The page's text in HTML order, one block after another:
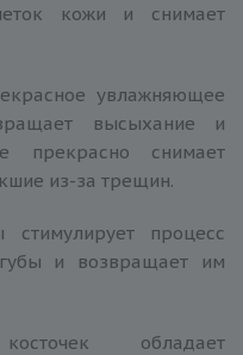
кожи и снимает
увлажняющее
высыхание и
прекрасно снимает
из-за трещин.
процесс
и возвращает им
обладает